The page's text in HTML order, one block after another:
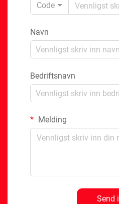
Code
Navn
Bedriftsnavn
Melding
Send